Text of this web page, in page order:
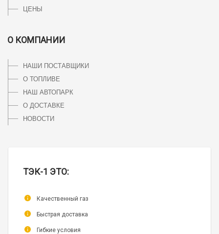
ЦЕНЫ
О КОМПАНИИ
НАШИ ПОСТАВЩИКИ
О ТОПЛИВЕ
НАШ АВТОПАРК
О ДОСТАВКЕ
НОВОСТИ
ТЭК-1 ЭТО:
Качественный газ
Быстрая доставка
Гибкие условия